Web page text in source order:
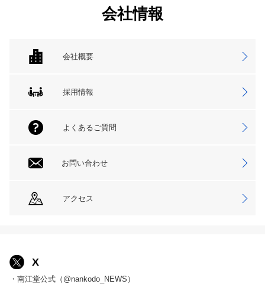
会社情報
会社概要
採用情報
よくあるご質問
お問い合わせ
アクセス
X
・南江堂公式（@nankodo_NEWS）